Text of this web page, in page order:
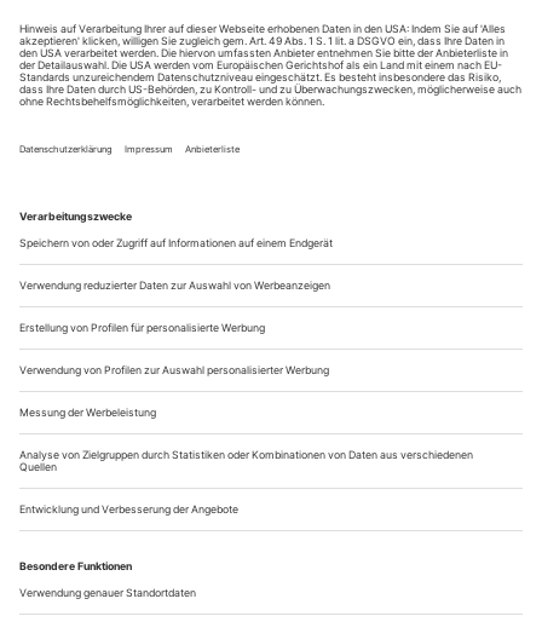
Sieg der Vernunft
Männer sterben, Frauen preisen: «bye, bye, bye» von copy&waste am
Ballhaus Ost, «Beauty» von Evy Schubert im Heimathafen Neukölln
Und wenn es nun in dieser Minute geschlossen gewesen
nach seinem «spektakulären» Kutschen-Unfall auf dem
Butzbacher Marktplatz schrieb, über sein Leben. «Das hätte
der Himmel mit diesem dunkeln, rätselhaften, irdischen Leben
gewollt, und weiter...
Stadttheaterkollektiv Erbsstadt
Eine Kolumne von Anna Volkland
Theaterarbeit und die Frage nach den Hierarchien ist ein
diskursiver Dauerbrenner. Heute heißt es oft, «die
hierarchischen Strukturen» innerhalb der
Theaterorganisationen müssten als Wurzel vieler Übel des
professionellen Theaterschaffens begriffen werden, das ganze
(weißmännliche) Machtsystem sei toxisch, korrumpiert,
mindestens undemokratisch, «verkrustet» usw....